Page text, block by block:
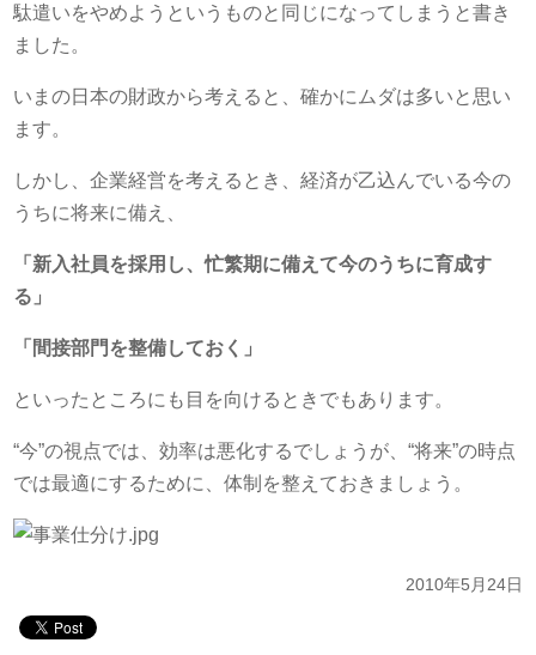
駄遣いをやめようというものと同じになってしまうと書き
ました。
いまの日本の財政から考えると、確かにムダは多いと思い
ます。
しかし、企業経営を考えるとき、経済が乙込んでいる今の
うちに将来に備え、
「新入社員を採用し、忙繁期に備えて今のうちに育成す
る」
「間接部門を整備しておく」
といったところにも目を向けるときでもあります。
“今”の視点では、効率は悪化するでしょうが、“将来”の時点
では最適にするために、体制を整えておきましょう。
2010年5月24日